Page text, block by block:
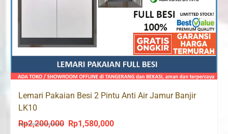
Lemari Pakaian Besi 2 Pintu Anti Air Jamur Banjir
LK10
Rp2,200,000
Original
Rp1,580,000Current